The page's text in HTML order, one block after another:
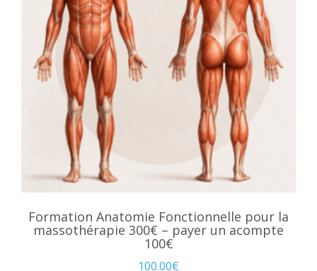
Formation Anatomie Fonctionnelle pour la
massothérapie 300€ – payer un acompte
100€
100.00€